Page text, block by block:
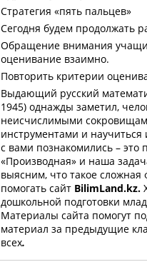
Стратегия «пять пальцев»
Сегодня будем продолжать
Обращение внимания
оценивание взаимно.
Повторить критерии
Выдающий русский
1945) однажды заметил,
неисчислимыми
инструментами и
с вами познакомились – это
«Производная» и наша
выясним, что такое
помогать сайт BilimLand.kz.
дошкольной подготовки
Материалы сайта помогут
материал за предыдущие
всех.